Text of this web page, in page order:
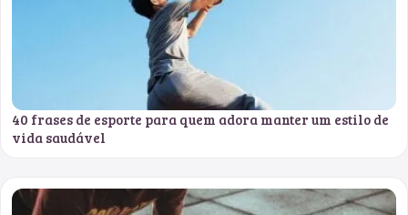
40 frases de esporte para quem adora manter um estilo de
vida saudável